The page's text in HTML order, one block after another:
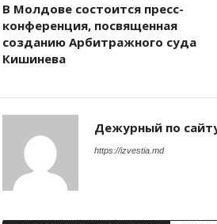
В Молдове состоится пресс-
конференция, посвященная
созданию Арбитражного суда
Кишинева
Дежурный по
https://izvestia.md